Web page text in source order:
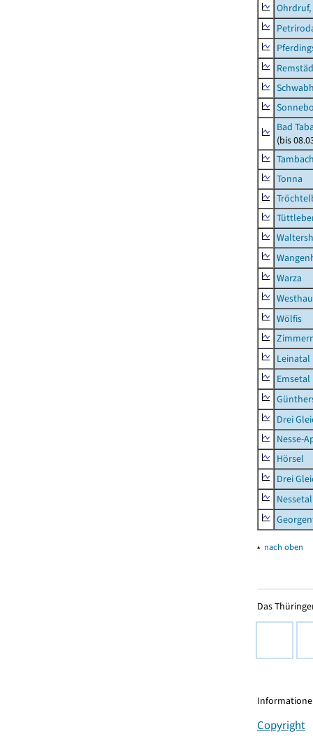
Bad
(bis
Tonna
Warza
Wölfis
Leinatal
Emsetal
Drei
Nesse-
Hörsel
Drei
Nessetal
▴ nach oben
Das
Copyright